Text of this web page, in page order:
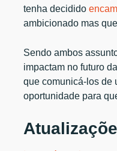
tenha decidido
ambicionado mas
Sendo ambos
impactam no futuro
que comunicá-los de
oportunidade para